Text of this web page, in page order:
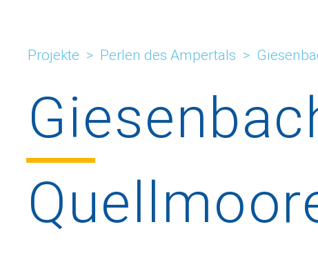
Projekte > Perlen des Ampertals >